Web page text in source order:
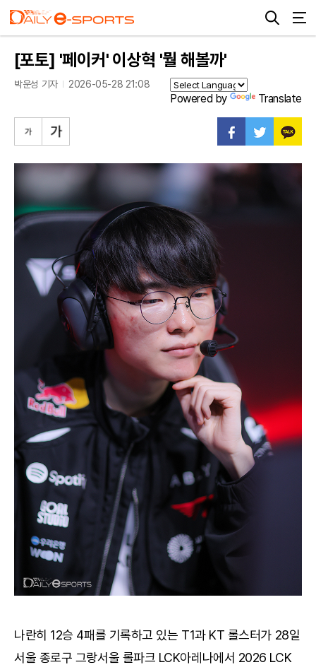
[포토] '페이커' 이상혁 '뭘 해볼까'
박운성 기자 2026-05-28 21:08
Powered by Translate
나란히 12승 4패를 기록하고 있는 T1과 KT 롤스터가 28일
서울 종로구 그랑서울 롤파크 LCK아레나에서 2026 LCK